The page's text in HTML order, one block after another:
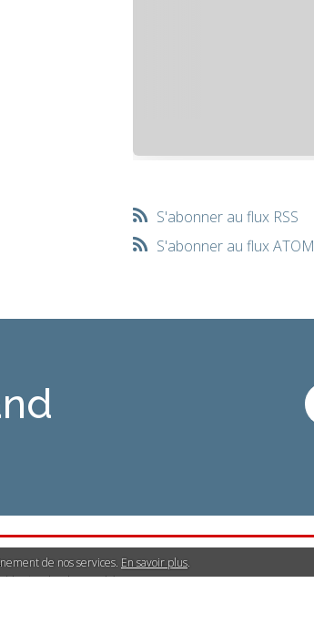
de nos services. En savoir plus.
S'abonner au flux RSS
S'abonner au flux ATOM
|Les tags les plus populaires